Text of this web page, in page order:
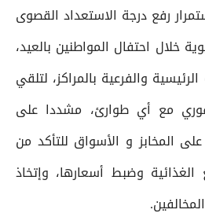
رفع درجة الاستعداد القصوى
خلال احتفال المواطنين بالعيد،
والفرعية بالمراكز، لتلقي
مع أي طوارئ، مشددا على
المخابز و الأسواق للتأكد من
وضبط أسعارها، وإتخاذ